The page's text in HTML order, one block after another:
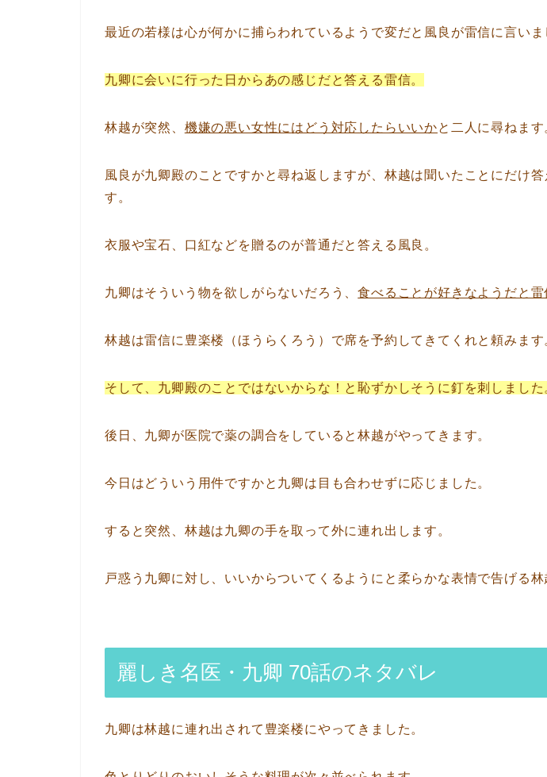
最近の若様は心が何かに捕らわれているようで変だと風良が雷信に言いま
九卿に会いに行った日からあの感じだと答える雷信。
林越が突然、 機嫌の悪い女性にはどう対応したらいいかと二人に尋ねます
風良が九卿殿のことですかと尋ね返しますが、林越は聞いたことにだけ答
す。
衣服や宝石、口紅などを贈るのが普通だと答える風良。
九卿はそういう物を欲しがらないだろう、食べることが好きなようだと雷
林越は雷信に豊楽楼（ほうらくろう）で席を予約してきてくれと頼みます
そして、九卿殿のことではないからな！と恥ずかしそうに釘を刺しました
後日、九卿が医院で薬の調合をしていると林越がやってきます。
今日はどういう用件ですかと九卿は目も合わせずに応じました。
すると突然、林越は九卿の手を取って外に連れ出します。
戸惑う九卿に対し、いいからついてくるようにと柔らかな表情で告げる林
麗しき名医・九卿 70話のネタバレ
九卿は林越に連れ出されて豊楽楼にやってきました。